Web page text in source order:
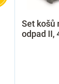
Set košů
odpad II,